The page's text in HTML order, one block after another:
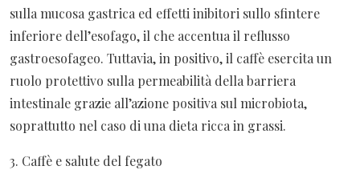
sulla mucosa gastrica ed effetti inibitori sullo sfintere
inferiore dell’esofago, il che accentua il reflusso
gastroesofageo. Tuttavia, in positivo, il caffè esercita un
ruolo protettivo sulla permeabilità della barriera
intestinale grazie all’azione positiva sul microbiota,
soprattutto nel caso di una dieta ricca in grassi.
3. Caffè e salute del fegato